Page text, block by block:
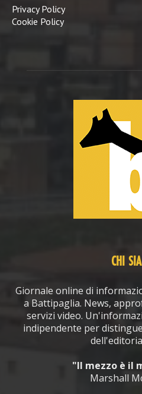
Privacy Policy
Cookie Policy
CHI
Giornale online di
a Battipaglia. News,
servizi video.
indipendente per
"Il mezzo è il
Marshall